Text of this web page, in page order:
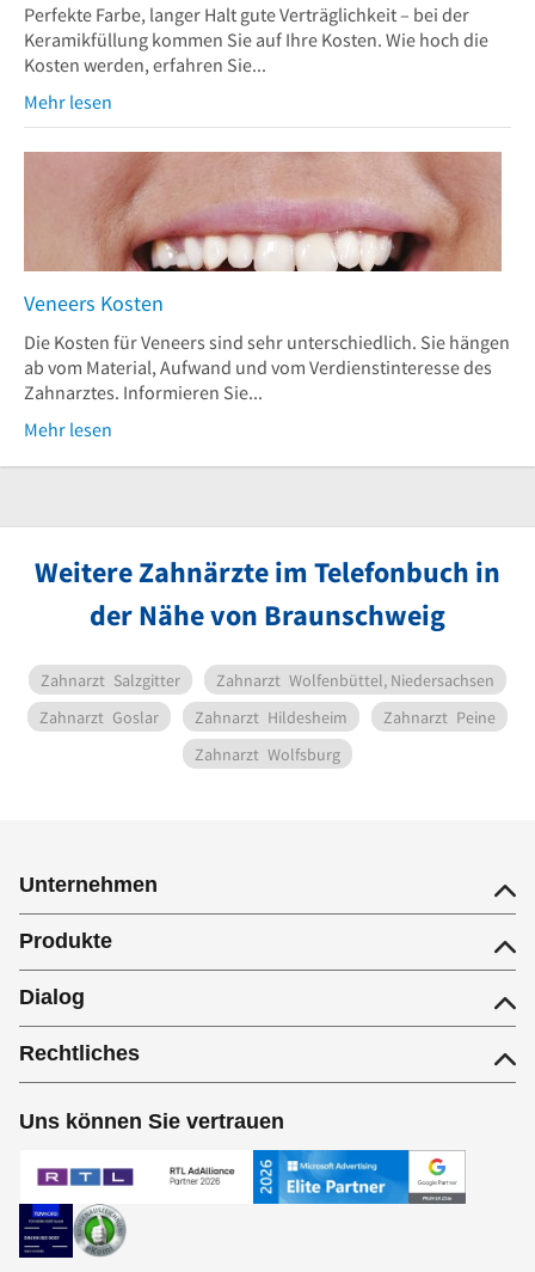
Perfekte Farbe, langer Halt gute Verträglichkeit – bei der
Keramikfüllung kommen Sie auf Ihre Kosten. Wie hoch die
Kosten werden, erfahren Sie...
Mehr lesen
Veneers Kosten
Die Kosten für Veneers sind sehr unterschiedlich. Sie hängen
ab vom Material, Aufwand und vom Verdienstinteresse des
Zahnarztes. Informieren Sie...
Mehr lesen
Weitere Zahnärzte im Telefonbuch in
der Nähe von Braunschweig
Zahnarzt Salzgitter Zahnarzt Wolfenbüttel, Niedersachsen
Zahnarzt Goslar Zahnarzt Hildesheim Zahnarzt Peine
Zahnarzt Wolfsburg
Unternehmen
Produkte
Dialog
Rechtliches
Uns können Sie vertrauen